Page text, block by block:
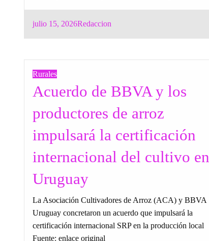
Posted
julio 15, 2026Redaccion
Rurales
Acuerdo de BBVA y los
productores de arroz
impulsará la certificación
internacional del cultivo en
Uruguay
La Asociación Cultivadores de Arroz (ACA) y BBVA
Uruguay concretaron un acuerdo que impulsará la
certificación internacional SRP en la producción local
Fuente: enlace original